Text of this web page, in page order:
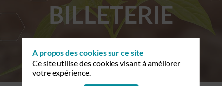
BILLETERIE
A propos des cookies sur ce site
Ce site utilise des cookies visant à améliorer
votre expérience.